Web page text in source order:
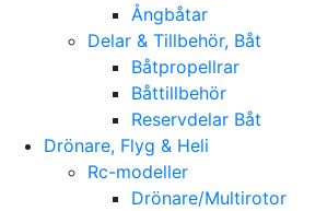
Ångbåtar
Delar & Tillbehör, Båt
Båtpropellrar
Båttillbehör
Reservdelar Båt
Drönare, Flyg & Heli
Rc-modeller
Drönare/Multirotor